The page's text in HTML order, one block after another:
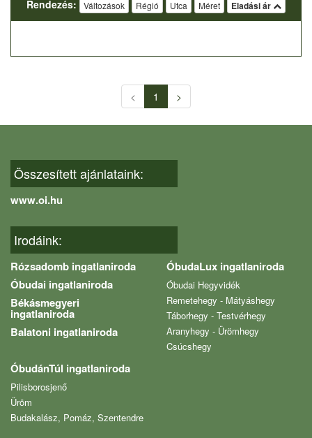
Rendezés:
Változások Régió Utca Méret Eladási ár
< 1 >
Összesített ajánlataink:
www.oi.hu
Irodáink:
Rózsadomb ingatlaniroda
Óbudai ingatlaniroda
Békásmegyeri
ingatlaniroda
Balatoni ingatlaniroda
ÓbudaLux ingatlaniroda
Óbudai Hegyvidék
Remetehegy - Mátyáshegy
Táborhegy - Testvérhegy
Aranyhegy - Ürömhegy
Csúcshegy
ÓbudánTúl ingatlaniroda
Pilisborosjenő
Üröm
Budakalász, Pomáz, Szentendre